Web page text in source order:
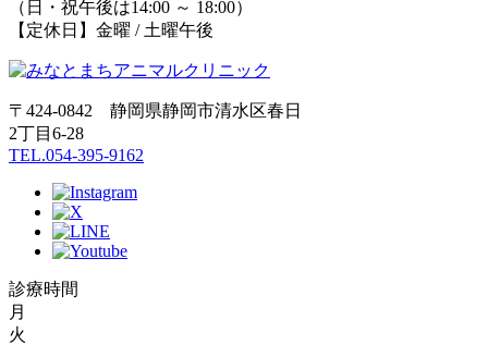
（日・祝午後は14:00 ～ 18:00）
【定休日】金曜 / 土曜午後
〒424-0842 静岡県静岡市清水区春日
2丁目6-28
TEL.054-395-9162
診療時間
月
火